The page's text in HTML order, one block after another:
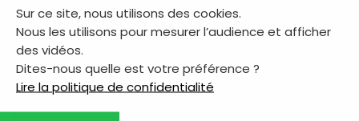
Sur ce site, nous utilisons des cookies.
Nous les utilisons pour mesurer l’audience et afficher
des vidéos.
Dites-nous quelle est votre préférence ?
Lire la politique de confidentialité